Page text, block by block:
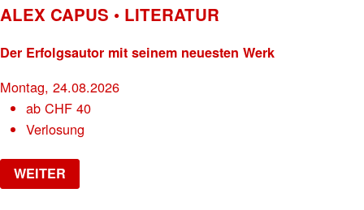
ALEX CAPUS • LITERATUR
Der Erfolgsautor mit seinem neuesten Werk
Montag, 24.08.2026
abCHF 40
Verlosung
WEITER